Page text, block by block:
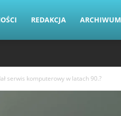
REDAKCJA ARCHIWUM
serwis komputerowy w latach 90.?